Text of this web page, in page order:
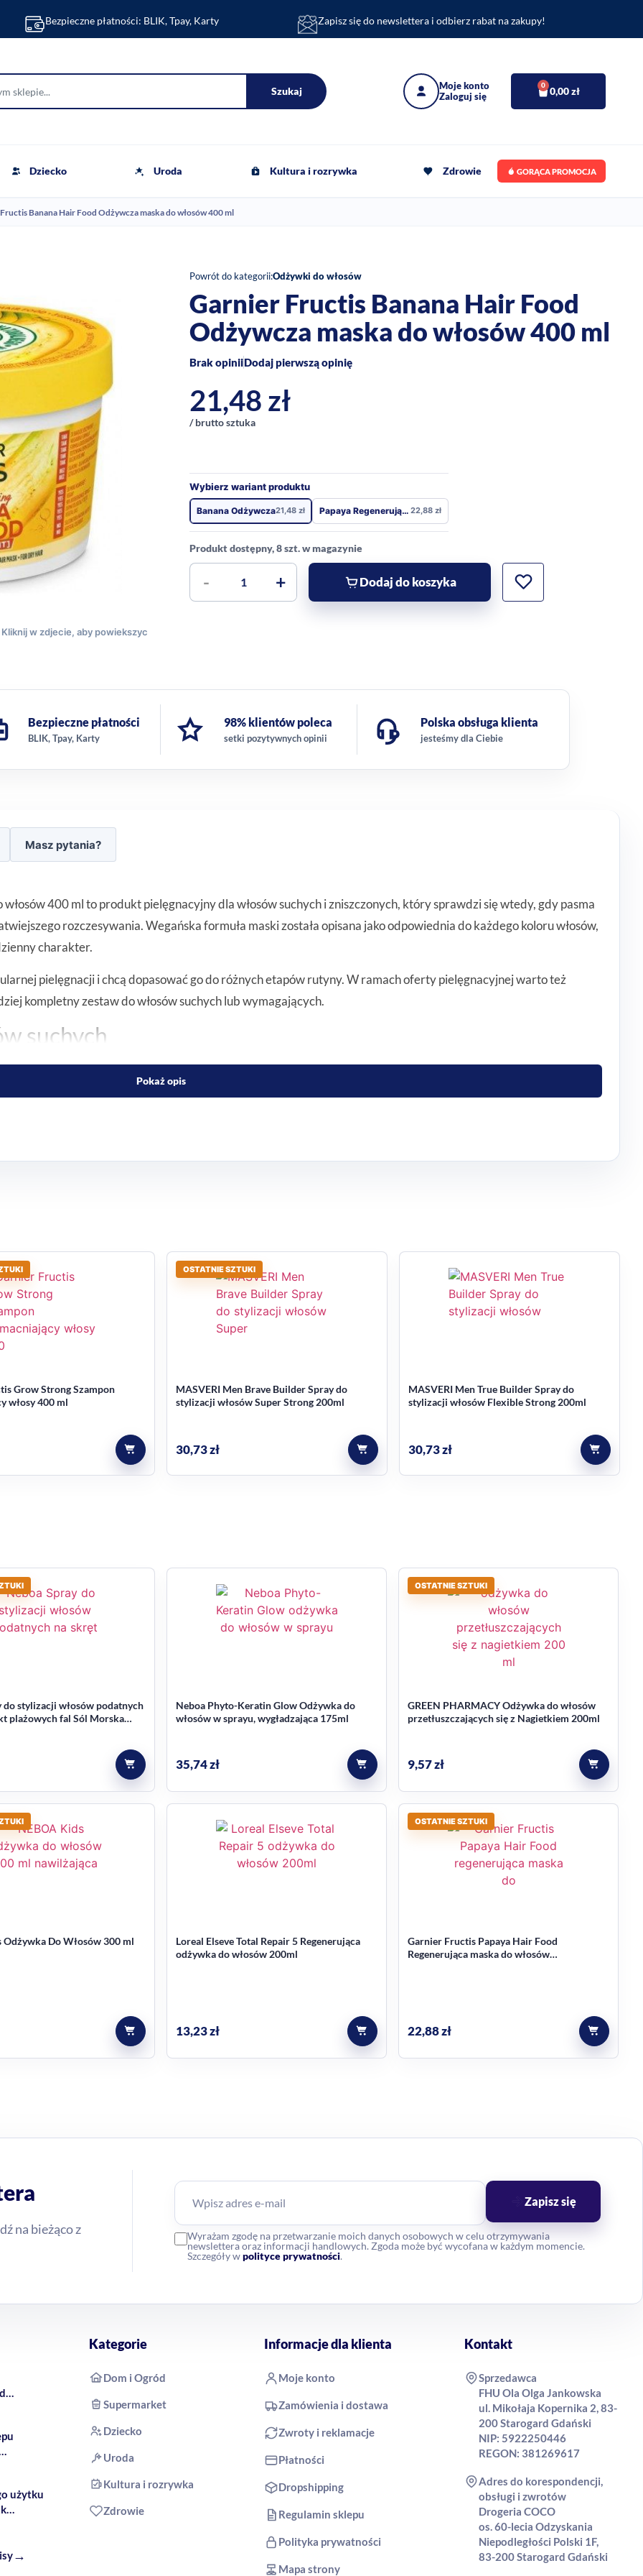
Bezpieczne płatności: BLIK, Tpay, Karty Zapisz się do newslettera i odbierz rabat na zakupy!
Szukaj 0,00zł
0
Dziecko Uroda Kultura i rozrywka Zdrowie GORĄCA PROMOCJA
Banana Hair Food Odżywcza maska do włosów 400 ml
Powrót do kategorii:Odżywki do włosów
Garnier Fructis Banana Hair Food
Odżywcza maska do włosów 400 ml
Brak opiniiDodaj pierwszą opinię
21,48 zł
/ brutto sztuka
Wybierz wariant produktu
Banana Odżywcza21,48 zł Papaya Regenerująca zniszczonych 22,88 zł
Produkt dostępny, 8 szt. w magazynie
- + Dodaj do koszyka
Bezpieczne płatności
BLIK, Tpay, Karty
98% klientów poleca
setki pozytywnych opinii
Polska obsługa klienta
jesteśmy dla Ciebie
Masz pytania?
400 ml to produkt pielęgnacyjny dla włosów suchych i zniszczonych, który sprawdzi się wtedy, gdy pasma
rozczesywania. Wegańska formuła maski została opisana jako odpowiednia do każdego koloru włosów,
charakter.
pielęgnacji i chcą dopasować go do różnych etapów rutyny. W ramach oferty pielęgnacyjnej warto też
kompletny zestaw do włosów suchych lub wymagających.
suchych
dzięki odżywczej formule, która ma wzmacniać, nawilżać i wygładzać włókna włosa. W opisie produktu
naturalnego oraz 13% odżywczych kompleksów, w tym Omega 6, 9, masło shea i ekstrakt z banana.
ze spłukiwaniem, maskę oraz odżywkę bez spłukiwania. Dzięki temu łatwo dopasować go do własnej rutyny
po regularnym stosowaniu
się na włosach przez dłuższy czas.
opisana jako nowa. To kosmetyk z linii Hair Food marki Garnier Fructis, przeznaczony do uniwersalnej
spłukiwaniem, maskę albo odżywkę bez spłukiwania.
a także włosy średnioporowate. Produkt jest opisany jako odpowiedni do każdego koloru włosów.
Pokaż opis
Grow Strong Szampon
włosy 400 ml
OSTATNIE SZTUKI
MASVERI Men Brave Builder Spray do
stylizacji włosów Super Strong 200ml
30,73zł
MASVERI Men True Builder Spray do
stylizacji włosów Flexible Strong 200ml
30,73zł
do stylizacji włosów podatnych
plażowych fal Sól Morska
Neboa Phyto-Keratin Glow Odżywka do
włosów w sprayu, wygładzająca 175ml
35,74zł
OSTATNIE SZTUKI
GREEN PHARMACY Odżywka do włosów
przetłuszczających się z Nagietkiem 200ml
9,57zł
Odżywka Do Włosów 300 ml
Loreal Elseve Total Repair 5 Regenerująca
odżywka do włosów 200ml
13,23zł
OSTATNIE SZTUKI
Garnier Fructis Papaya Hair Food
Regenerująca maska do włosów
22,88zł
na bieżąco z
Wyrażam zgodę na przetwarzanie moich danych osobowych w celu otrzymywania
newslettera oraz informacji handlowych. Zgoda może być wycofana w każdym momencie.
Szczegóły wpolityce prywatności.
Zapisz się
użytku
→
Kategorie
Dom i Ogród
Supermarket
Dziecko
Uroda
Kultura i rozrywka
Zdrowie
Informacje dla klienta
Moje konto
Zamówienia i dostawa
Zwroty i reklamacje
Płatności
Dropshipping
Regulamin sklepu
Polityka prywatności
Mapa strony
Kontakt
Sprzedawca
FHU Ola Olga Jankowska
ul. Mikołaja Kopernika 2, 83-
200 Starogard Gdański
NIP: 5922250446
REGON: 381269617
Adres do korespondencji,
obsługi i zwrotów
Drogeria COCO
os. 60-lecia Odzyskania
Niepodległości Polski 1F,
83-200 Starogard Gdański